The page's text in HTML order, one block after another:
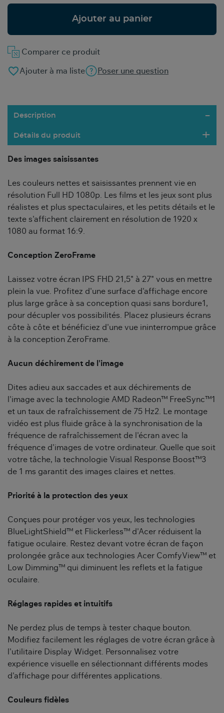
Ajouter au panier
favorite_borderAjouter à ma liste Poser une question
Comparer ce produit
Description
Détails du produit
Des images saisissantes
Les couleurs nettes et saisissantes prennent vie en
résolution Full HD 1080p. Les films et les jeux sont plus
réalistes et plus spectaculaires, et les petits détails et le
texte s'affichent clairement en résolution de 1920 x
1080 au format 16:9.
Conception ZeroFrame
Laissez votre écran IPS FHD 21,5" à 27" vous en mettre
plein la vue. Profitez d'une surface d'affichage encore
plus large grâce à sa conception quasi sans bordure1,
pour décupler vos possibilités. Placez plusieurs écrans
côte à côte et bénéficiez d'une vue ininterrompue grâce
à la conception ZeroFrame.
Aucun déchirement de l'image
Dites adieu aux saccades et aux déchirements de
l'image avec la technologie AMD Radeon™ FreeSync™1
et un taux de rafraîchissement de 75 Hz2. Le montage
vidéo est plus fluide grâce à la synchronisation de la
fréquence de rafraîchissement de l'écran avec la
fréquence d'images de votre ordinateur. Quelle que soit
votre tâche, la technologie Visual Response Boost™3
de 1 ms garantit des images claires et nettes.
Priorité à la protection des yeux
Conçues pour protéger vos yeux, les technologies
BlueLightShield™ et Flickerless™ d'Acer réduisent la
fatigue oculaire. Restez devant votre écran de façon
prolongée grâce aux technologies Acer ComfyView™ et
Low Dimming™ qui diminuent les reflets et la fatigue
oculaire.
Réglages rapides et intuitifs
Ne perdez plus de temps à tester chaque bouton.
Modifiez facilement les réglages de votre écran grâce à
l'utilitaire Display Widget. Personnalisez votre
expérience visuelle en sélectionnant différents modes
d'affichage pour différentes applications.
Couleurs fidèles